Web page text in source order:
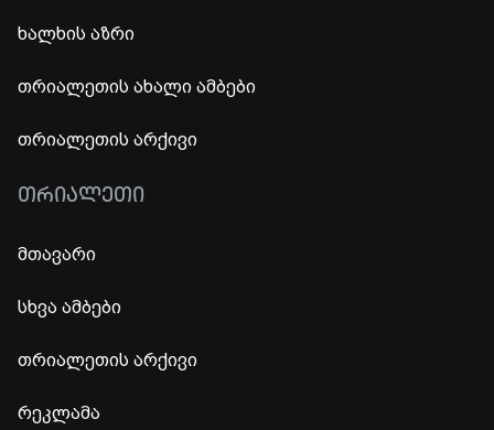
ხალხის აზრი
თრიალეთის ახალი ამბები
თრიალეთის არქივი
ᲗᲠᲘᲐᲚᲔᲗᲘ
მთავარი
სხვა ამბები
თრიალეთის არქივი
რეკლამა